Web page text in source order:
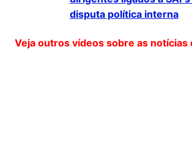
disputa política interna
Veja outros vídeos sobre as notícias